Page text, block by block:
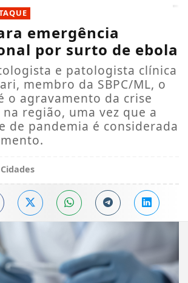
emergência
por surto de ebola
e patologista clínica
membro da SBPC/ML, o
o agravamento da crise
região, uma vez que a
de pandemia é considerada